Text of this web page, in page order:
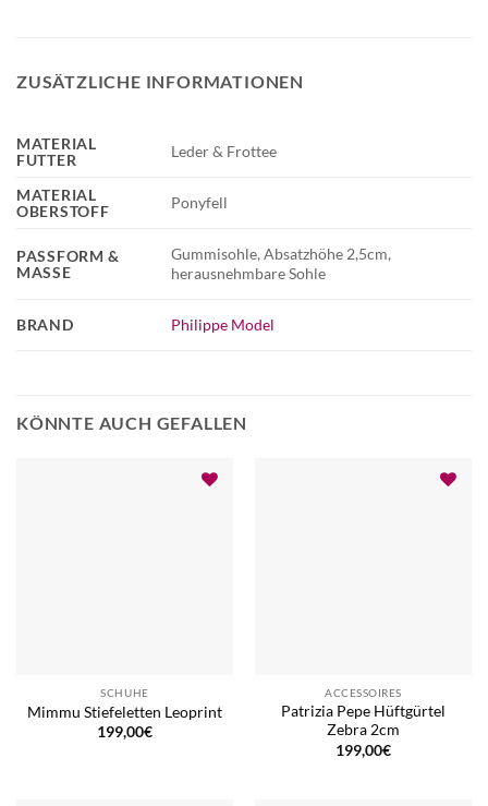
ZUSÄTZLICHE INFORMATIONEN
BRAND Philippe Model
MATERIAL
FUTTER
Leder & Frottee
MATERIAL
OBERSTOFF
Ponyfell
PASSFORM &
MASSE
Gummisohle, Absatzhöhe 2,5cm,
herausnehmbare Sohle
KÖNNTE AUCH GEFALLEN
SCHUHE
Mimmu Stiefeletten Leoprint
199,00€
ACCESSOIRES
Patrizia Pepe Hüftgürtel
Zebra 2cm
199,00€